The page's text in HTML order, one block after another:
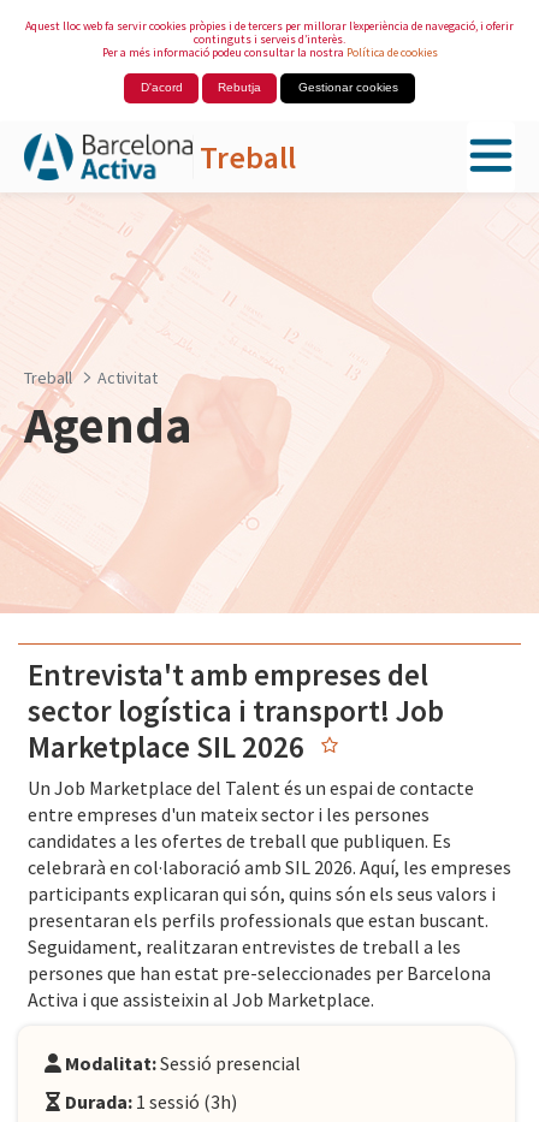
Aquest lloc web fa servir cookies pròpies i de tercers per millorar l’experiència de navegació, i oferir
continguts i serveis d’interès.
Per a més informació podeu consultar la nostra Política de cookies
D'acord Rebutja Gestionar cookies
Treball
Salta al contingut principal
Treball Activitat
Agenda
Entrevista't amb empreses del
sector logística i transport! Job
Marketplace SIL 2026
Un Job Marketplace del Talent és un espai de contacte
entre empreses d'un mateix sector i les persones
candidates a les ofertes de treball que publiquen. Es
celebrarà en col·laboració amb SIL 2026. Aquí, les empreses
participants explicaran qui són, quins són els seus valors i
presentaran els perfils professionals que estan buscant.
Seguidament, realitzaran entrevistes de treball a les
persones que han estat pre-seleccionades per Barcelona
Activa i que assisteixin al Job Marketplace.
Modalitat:Sessió presencial
Durada: 1 sessió (3h)